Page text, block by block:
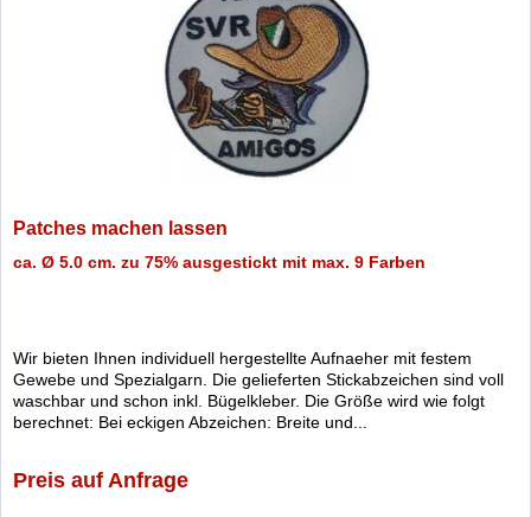
Patches machen lassen
ca. Ø 5.0 cm. zu 75% ausgestickt mit max. 9 Farben
Wir bieten Ihnen individuell hergestellte Aufnaeher mit festem
Gewebe und Spezialgarn. Die gelieferten Stickabzeichen sind voll
waschbar und schon inkl. Bügelkleber. Die Größe wird wie folgt
berechnet: Bei eckigen Abzeichen: Breite und...
Preis auf Anfrage